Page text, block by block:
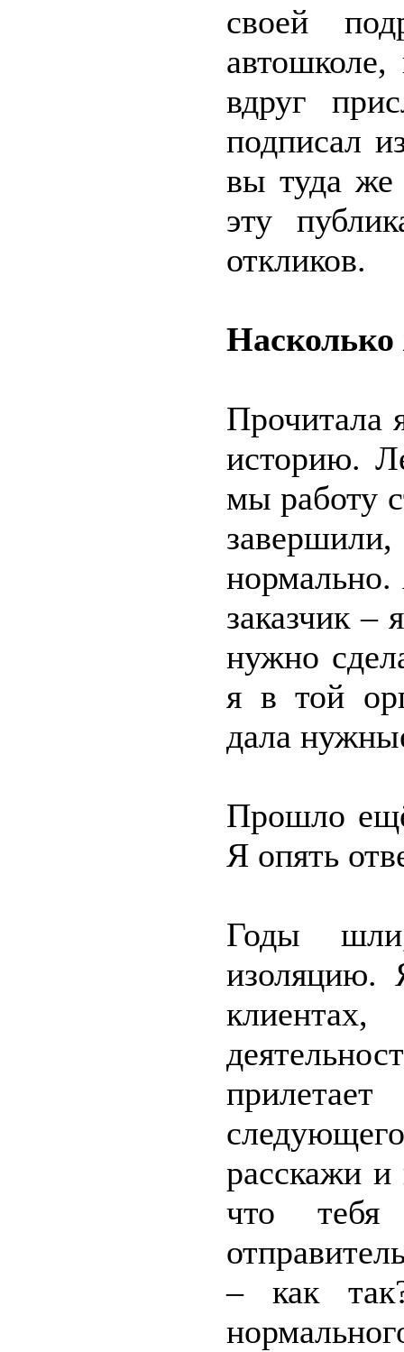
своей
вдруг
подписал
вы туда
эту
откликов.
Насколько
Прочитала
историю.
мы работу
заказчик
нужно
я в той
дала
Прошло
Я опять
Годы
изоляцию.
расскажи
что тебя
– как